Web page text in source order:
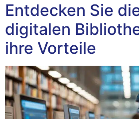
Entdecken Sie
digitalen
ihre Vorteile